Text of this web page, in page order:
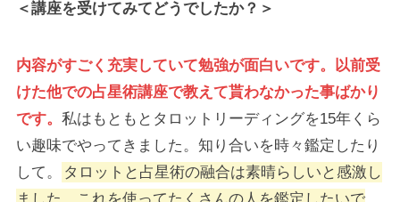
＜講座を受けてみてどうでしたか？＞
内容がすごく充実していて勉強が面白いです。以前受
けた他での占星術講座で教えて貰わなかった事ばかり
です。 私はもともとタロットリーディングを15年くら
い趣味でやってきました。知り合いを時々鑑定したり
して。
タロットと占星術の融合は素晴らしいと感激し